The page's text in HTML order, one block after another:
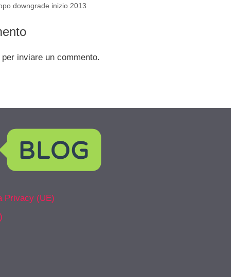
downgrade inizio 2013
per inviare un commento.
Privacy (UE)